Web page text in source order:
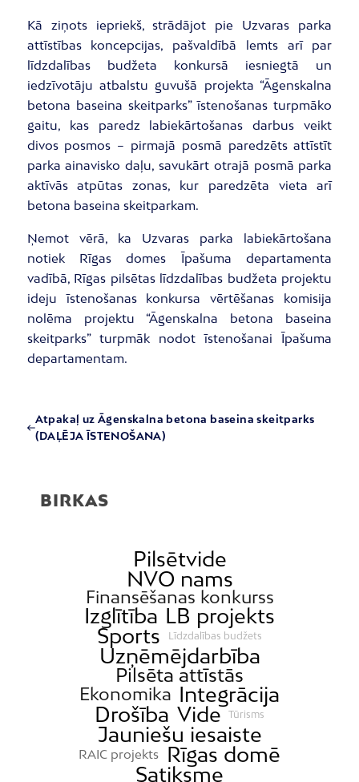
Kā ziņots iepriekš, strādājot pie Uzvaras parka
attīstības koncepcijas, pašvaldībā lemts arī par
līdzdalības budžeta konkursā iesniegtā un
iedzīvotāju atbalstu guvušā projekta “Āgenskalna
betona baseina skeitparks” īstenošanas turpmāko
gaitu, kas paredz labiekārtošanas darbus veikt
divos posmos – pirmajā posmā paredzēts attīstīt
parka ainavisko daļu, savukārt otrajā posmā parka
aktīvās atpūtas zonas, kur paredzēta vieta arī
betona baseina skeitparkam.
Ņemot vērā, ka Uzvaras parka labiekārtošana
notiek Rīgas domes Īpašuma departamenta
vadībā, Rīgas pilsētas līdzdalības budžeta projektu
ideju īstenošanas konkursa vērtēšanas komisija
nolēma projektu “Āgenskalna betona baseina
skeitparks” turpmāk nodot īstenošanai Īpašuma
departamentam.
Atpakaļ uz Āgenskalna betona baseina skeitparks
(DAĻĒJA ĪSTENOŠANA)
BIRKAS
Pilsētvide
NVO nams
Finansēšanas konkurss
Izglītība LB projekts
Sports
Līdzdalības budžets
Uzņēmējdarbība
Pilsēta attīstās
Ekonomika Integrācija
Drošība Vide Tūrisms
Jauniešu iesaiste
RAIC projekts
Rīgas domē
Satiksme